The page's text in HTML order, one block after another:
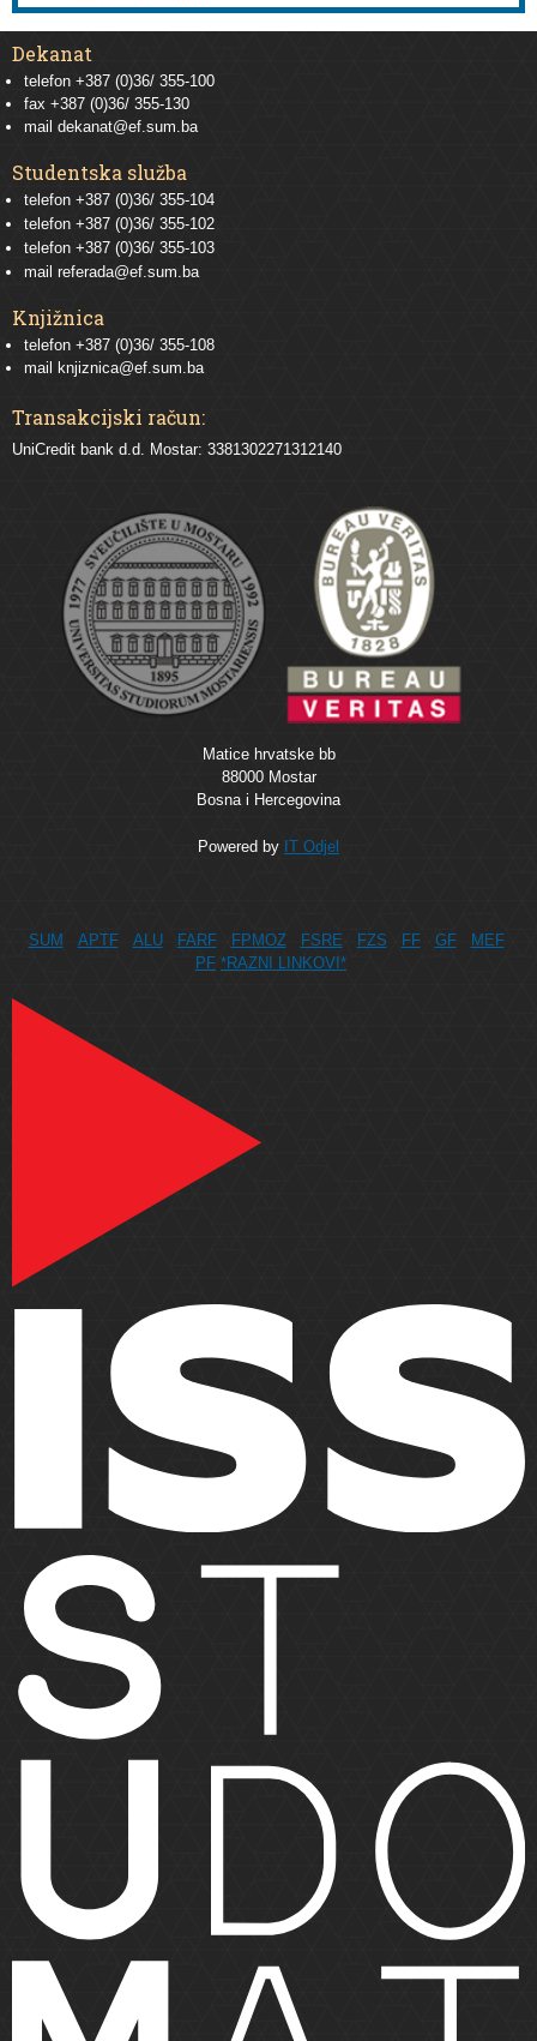
Dekanat
telefon +387 (0)36/ 355-100
fax +387 (0)36/ 355-130
mail dekanat@ef.sum.ba
Studentska služba
telefon +387 (0)36/ 355-104
telefon +387 (0)36/ 355-102
telefon +387 (0)36/ 355-103
mail referada@ef.sum.ba
Knjižnica
telefon +387 (0)36/ 355-108
mail
knjiznica@ef.sum.ba
Transakcijski račun:
UniCredit bank d.d. Mostar: 3381302271312140
Matice hrvatske bb
88000 Mostar
Bosna i Hercegovina
Powered by IT Odjel
SUM APTF ALU FARF FPMOZ FSRE FZS FF GF
MEF
PF *RAZNI LINKOVI*